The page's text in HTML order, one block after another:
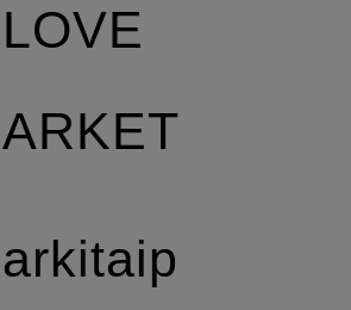
LOVE
ARKET
arkitaip